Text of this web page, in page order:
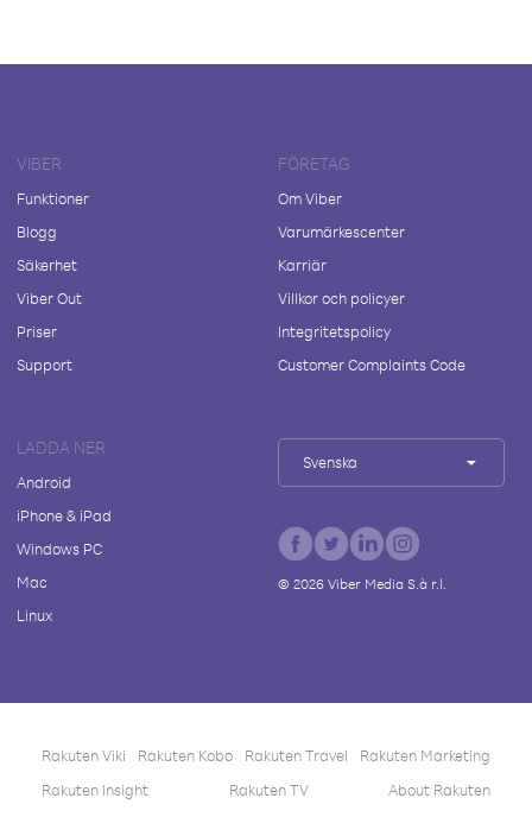
VIBER
Funktioner
Blogg
Säkerhet
Viber Out
Priser
Support
FÖRETAG
Om Viber
Varumärkescenter
Karriär
Villkor och policyer
Integritetspolicy
Customer Complaints Code
LADDA NER
Android
iPhone & iPad
Windows PC
Mac
Linux
Svenska
© 2026Viber Media S.à r.l.
Rakuten Viki Rakuten Kobo Rakuten Travel
Rakuten Marketing
Rakuten Insight
Rakuten TV About Rakuten